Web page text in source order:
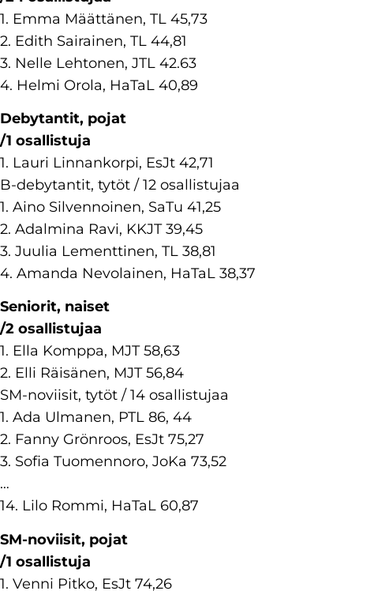
1. Emma Määttänen, TL 45,73
2. Edith Sairainen, TL 44,81
3. Nelle Lehtonen, JTL 42.63
4. Helmi Orola, HaTaL 40,89
Debytantit, pojat
/1 osallistuja
1. Lauri Linnankorpi, EsJt 42,71
B-debytantit, tytöt / 12 osallistujaa
1. Aino Silvennoinen, SaTu 41,25
2. Adalmina Ravi, KKJT 39,45
3. Juulia Lementtinen, TL 38,81
4. Amanda Nevolainen, HaTaL 38,37
Seniorit, naiset
/2 osallistujaa
1. Ella Komppa, MJT 58,63
2. Elli Räisänen, MJT 56,84
SM-noviisit, tytöt / 14 osallistujaa
1. Ada Ulmanen, PTL 86, 44
2. Fanny Grönroos, EsJt 75,27
3. Sofia Tuomennoro, JoKa 73,52
…
14. Lilo Rommi, HaTaL 60,87
SM-noviisit, pojat
/1 osallistuja
1. Venni Pitko, EsJt 74,26